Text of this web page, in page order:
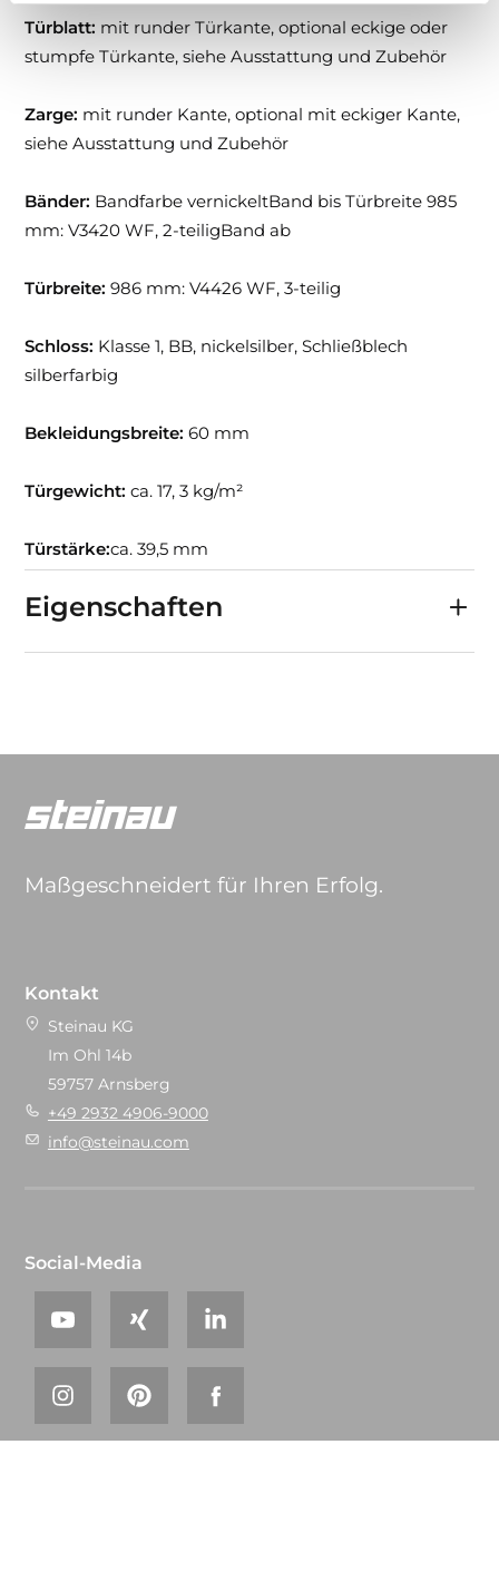
Türblatt: mit runder Türkante, optional eckige oder
stumpfe Türkante, siehe Ausstattung und Zubehör
Zarge: mit runder Kante, optional mit eckiger Kante,
siehe Ausstattung und Zubehör
Bänder: Bandfarbe vernickeltBand bis Türbreite 985
mm: V3420 WF, 2-teiligBand ab
Türbreite: 986 mm: V4426 WF, 3-teilig
Schloss: Klasse 1, BB, nickelsilber, Schließblech
silberfarbig
Bekleidungsbreite:60 mm
Türgewicht: ca. 17, 3 kg/m²
Türstärke:ca. 39,5 mm
Eigenschaften
Maßgeschneidert für Ihren Erfolg.
Kontakt
Steinau KG
Im Ohl 14b
59757 Arnsberg
+49 2932 4906-9000
info@steinau.com
Social-Media